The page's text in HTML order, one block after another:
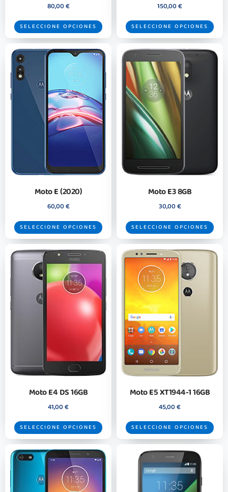
80,00€
SELECCIONE OPCIONES
150,00€
SELECCIONE OPCIONES
Moto E (2020)
60,00€
SELECCIONE OPCIONES
Moto E3 8GB
30,00€
SELECCIONE OPCIONES
Moto E4 DS 16GB
41,00€
SELECCIONE OPCIONES
Moto E5 XT1944-1 16GB
45,00€
SELECCIONE OPCIONES